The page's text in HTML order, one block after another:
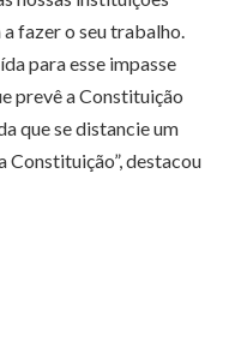
fazer o seu trabalho.
para esse impasse
prevê a Constituição
que se distancie um
Constituição”, destacou